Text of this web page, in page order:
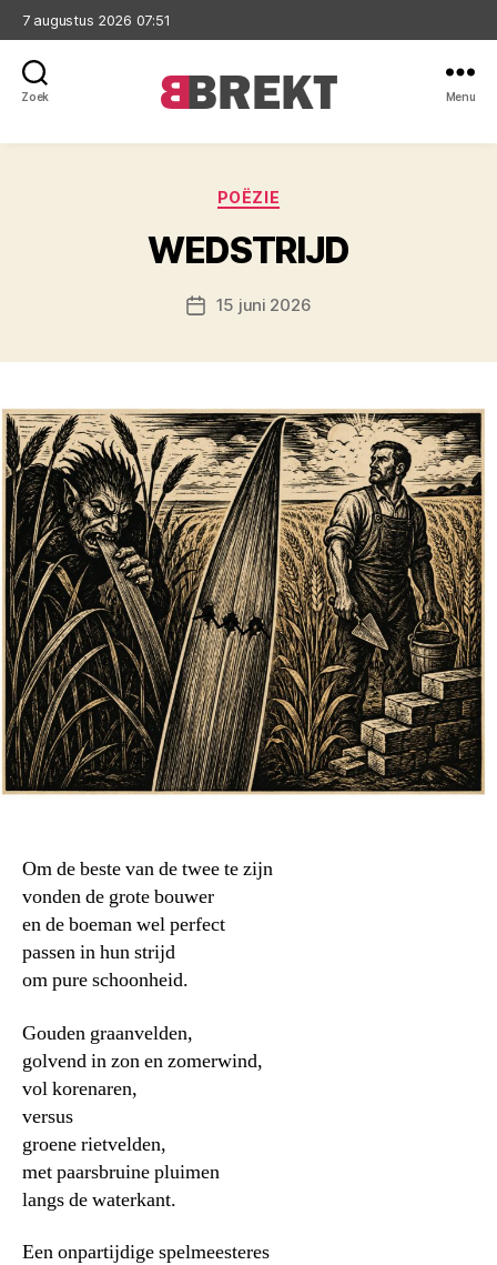
7 augustus 2026 07:51
Zoek Menu
Categorieën
POËZIE
WEDSTRIJD
Berichtdatum
15 juni 2026
Om de beste van de twee te zijn
vonden de grote bouwer
en de boeman wel perfect
passen in hun strijd
om pure schoonheid.
Gouden graanvelden,
golvend in zon en zomerwind,
vol korenaren,
versus
groene rietvelden,
met paarsbruine pluimen
langs de waterkant.
Een onpartijdige spelmeesteres